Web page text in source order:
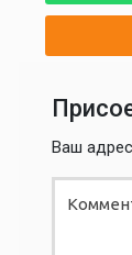
Ваш